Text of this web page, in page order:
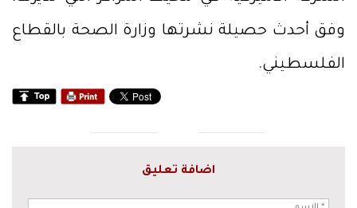
وفق أحدث حصيلة نشرتها وزارة الصحة بالقطاع
الفلسطيني.
اضافة تعليق